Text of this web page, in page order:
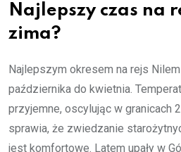
Najlepszy czas na
zima?
Najlepszym okresem na rejs
października do kwietnia.
przyjemne, oscylując w granicach
sprawia, że zwiedzanie
jest komfortowe. Latem upały w